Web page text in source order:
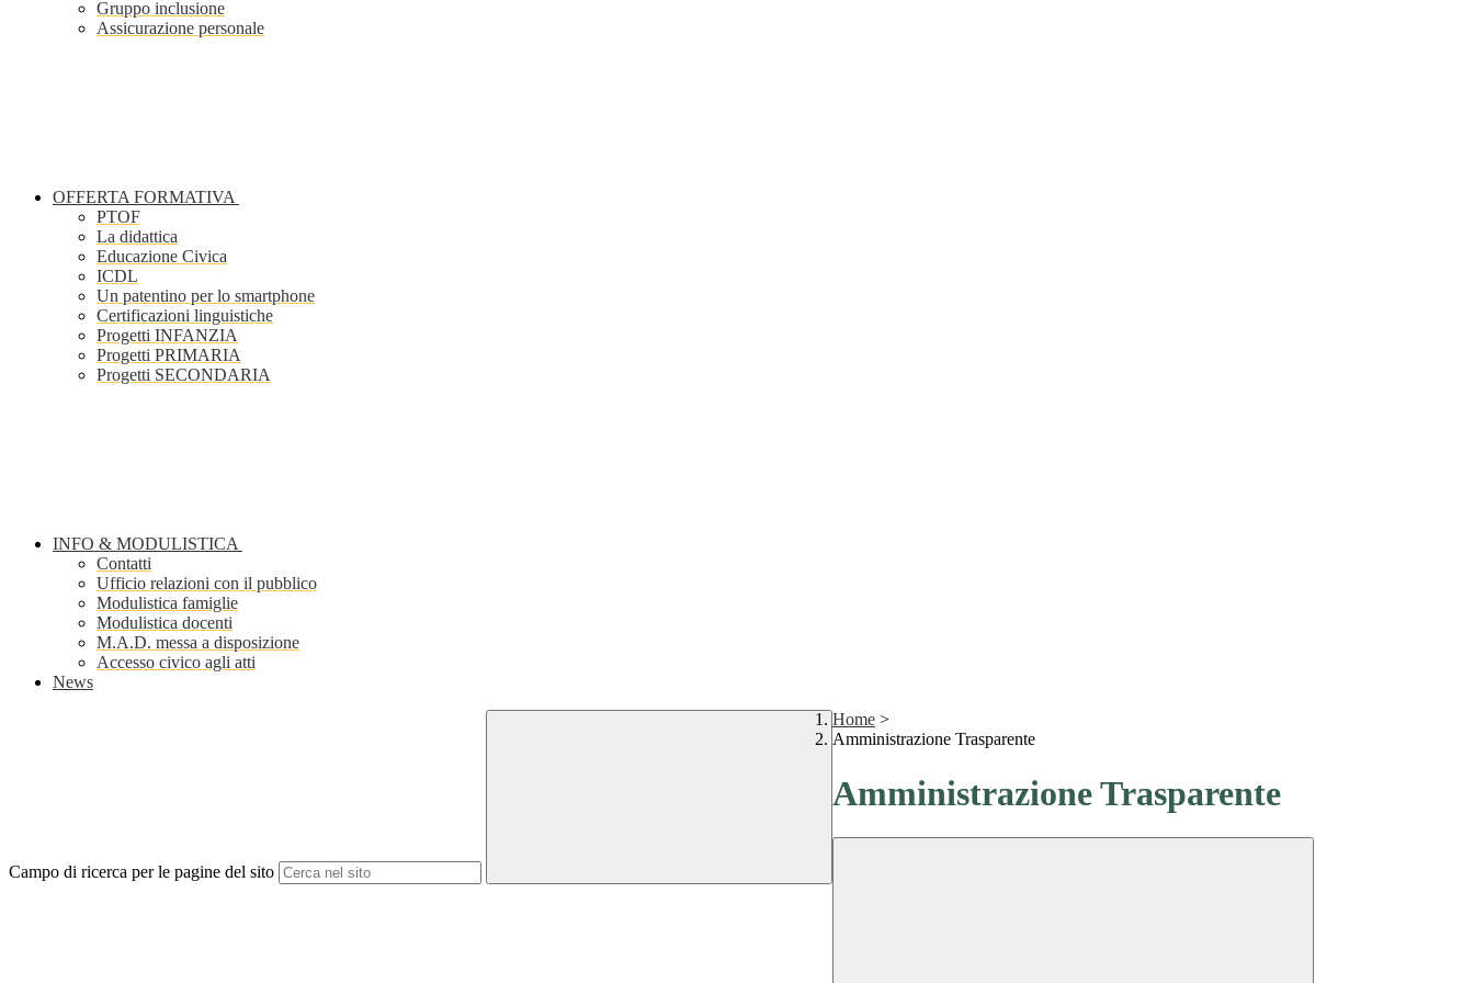
Gruppo inclusione
Assicurazione personale
OFFERTA FORMATIVA
PTOF
La didattica
Educazione Civica
ICDL
Un patentino per lo smartphone
Certificazioni linguistiche
Progetti INFANZIA
Progetti PRIMARIA
Progetti SECONDARIA
INFO & MODULISTICA
Contatti
Ufficio relazioni con il pubblico
Modulistica famiglie
Modulistica docenti
M.A.D. messa a disposizione
Accesso civico agli atti
News
Campo di ricerca per le pagine del sito
Home >
Amministrazione Trasparente
Amministrazione Trasparente